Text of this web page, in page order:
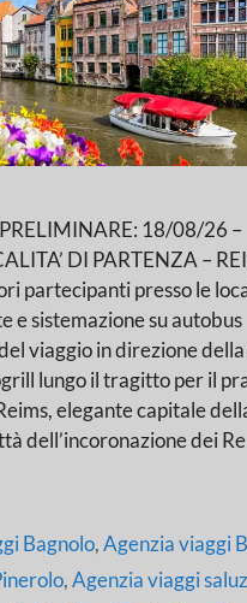
18/08/26 –
DI PARTENZA –
partecipanti presso le
e sistemazione su autobus
viaggio in direzione
lungo il tragitto per il
elegante capitale
dell’incoronazione dei
Bagnolo,Agenzia viaggi
,Agenzia viaggi